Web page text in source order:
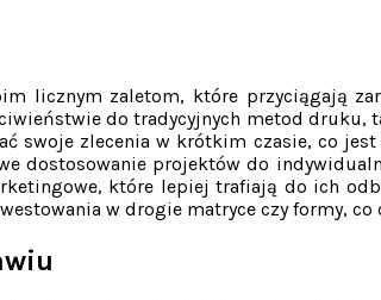
licznym zaletom, które przyciągają
do tradycyjnych metod
swoje zlecenia w krótkim czasie, co
dostosowanie projektów do
które lepiej trafiają do ich
w drogie matryce czy formy,